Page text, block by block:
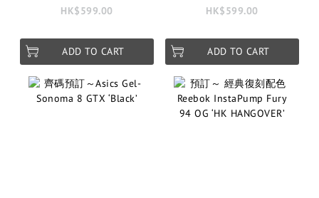
HK$599.00
ADD TO CART
HK$599.00
ADD TO CART